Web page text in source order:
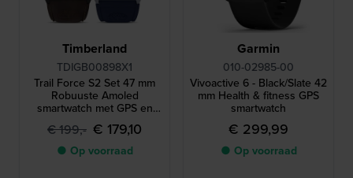
Timberland
TDIGB00898X1
Trail Force S2 Set 47 mm
Robuuste Amoled
smartwatch met GPS en
extra bandje
€ 199,- € 179,10
● Op voorraad
Garmin
010-02985-00
Vivoactive 6 - Black/Slate 42
mm Health & fitness GPS
smartwatch
€ 299,99
● Op voorraad